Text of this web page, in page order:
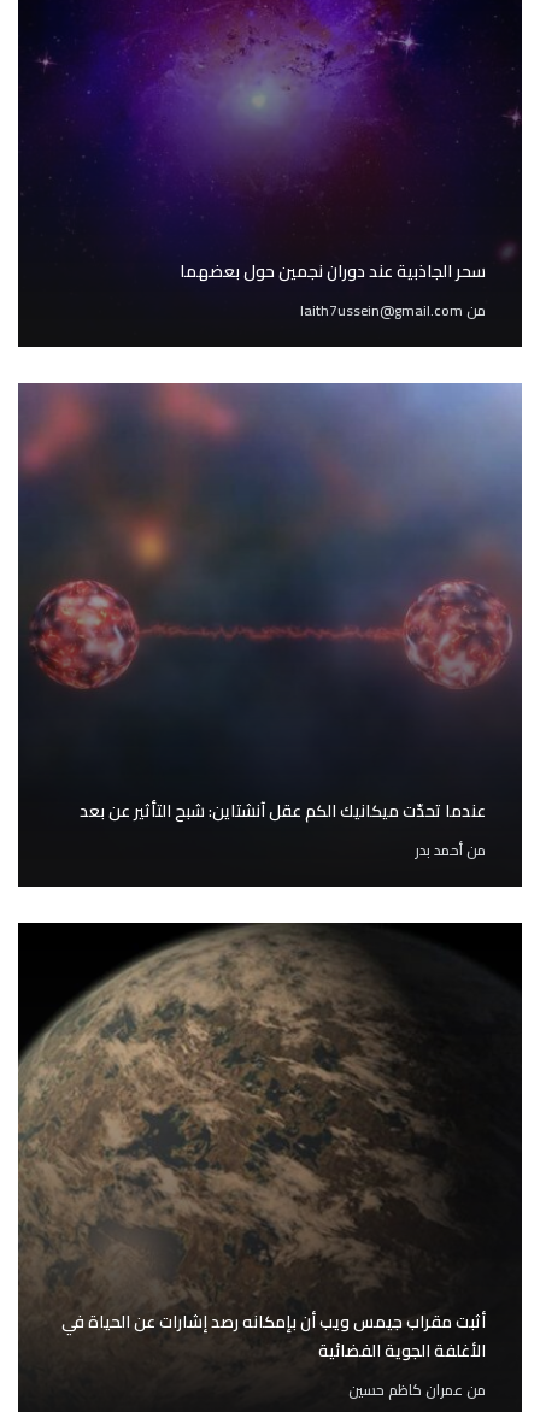
سحر الجاذبية عند دوران نجمين حول بعضهما
من laith7ussein@gmail.com
عندما تحدّت ميكانيك الكم عقل آنشتاين: شبح التأثير عن بعد
منأحمد بدر
أثبت مقراب جيمس ويب أن بإمكانه رصد إشارات عن الحياة في
الأغلفة الجوية الفضائية
من عمران كاظم حسين